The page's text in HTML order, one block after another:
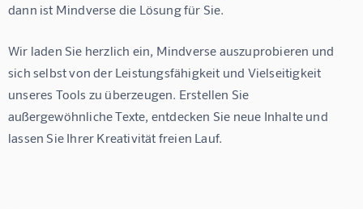
dann ist Mindverse die Lösung für Sie.
Wir laden Sie herzlich ein, Mindverse auszuprobieren und
sich selbst von der Leistungsfähigkeit und Vielseitigkeit
unseres Tools zu überzeugen. Erstellen Sie
außergewöhnliche Texte, entdecken Sie neue Inhalte und
lassen Sie Ihrer Kreativität freien Lauf.